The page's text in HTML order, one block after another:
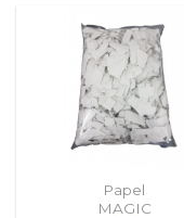
Papel
MAGIC